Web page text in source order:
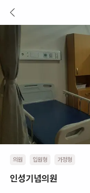
의원 입원형 가정형
인성기념의원